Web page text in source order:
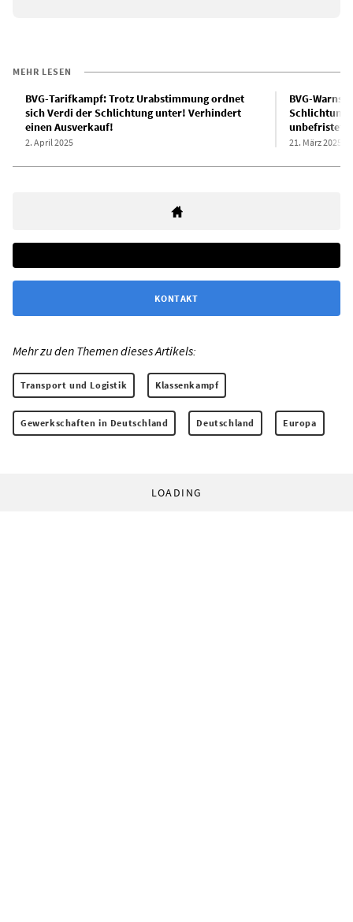
MEHR LESEN
BVG-Tarifkampf: Trotz Urabstimmung ordnet
sich Verdi der Schlichtung unter! Verhindert
einen Ausverkauf!
2. April 2025
BVG-
Schlichtung
21. März 2025
KONTAKT
Mehr zu den Themen dieses Artikels:
Transport und Logistik Klassenkampf
Gewerkschaften in Deutschland Deutschland Europa
LOADING